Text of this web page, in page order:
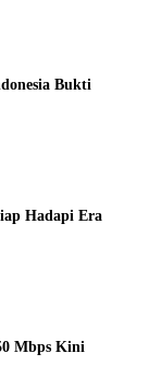
Bukti
Hadapi Era
Mbps Kini